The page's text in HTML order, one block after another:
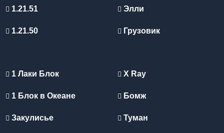
1.21.51
1.21.50
Элли
Грузовик
1 Лаки Блок
1 Блок в Океане
Закулисье
X Ray
Бомж
Туман